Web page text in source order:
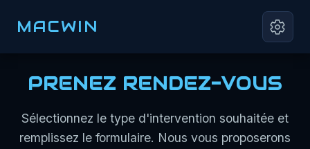
MACWIN
PRENEZ RENDEZ-VOUS
Sélectionnez le type d'intervention souhaitée et
remplissez le formulaire. Nous vous proposerons